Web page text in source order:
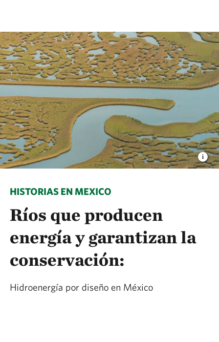
HISTORIAS EN MEXICO
Ríos que producen
energía y garantizan la
conservación:
Hidroenergía por diseño en México